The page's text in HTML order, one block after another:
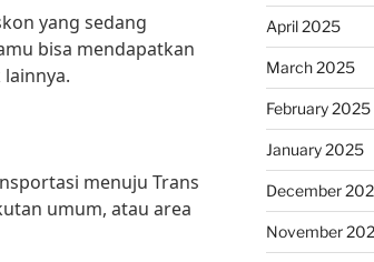
yang sedang
bisa mendapatkan
menuju Trans
umum, atau area
April 2025
March 2025
February 2025
January 2025
December
November